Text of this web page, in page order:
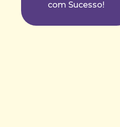
com Sucesso!